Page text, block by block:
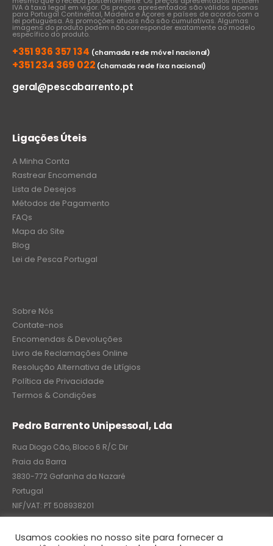
IVA à taxa legal em vigor. Os preços apresentados são válidos apenas
para Portugal Continental, Madeira e Açores e países de acordo com a
lei portuguesa. As promoções atuais não são cumulativas. Algumas
imagens do produto podem não corresponder exatamente ao modelo
específico do produto.
+351 936 357 134 (chamada rede móvel nacional)
+351 234 369 022 (chamada rede fixa nacional)
geral@pescabarrento.pt
Ligações Úteis
A Minha Conta
Rastrear Encomenda
Lista de Desejos
Métodos de Pagamento
FAQs
Mapa do Site
Blog
Lei de Pesca Portugal
Sobre Nós
Contate-nos
Encomendas & Devoluções
Livro de Reclamações Online
Resolução Alternativa de Litígios
Política de Privacidade
Termos & Condições
Pedro Barrento Unipessoal, Lda
Rua Diogo Cão, Bloco 6 R/C Dir
Praia da Barra
3830-772 Gafanha da Nazaré
Portugal
NIF/VAT: PT 508938201
C.R.C.: 7004-8522-6075
Usamos cookies no nosso site para fornecer a